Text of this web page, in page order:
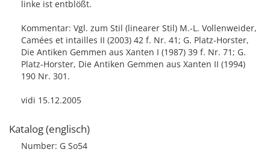
linke ist entblößt.
Kommentar: Vgl. zum Stil (linearer Stil) M.-L. Vollenweider,
Camées et intailles II (2003) 42 f. Nr. 41; G. Platz-Horster,
Die Antiken Gemmen aus Xanten I (1987) 39 f. Nr. 71; G.
Platz-Horster, Die Antiken Gemmen aus Xanten II (1994)
190 Nr. 301.
vidi 15.12.2005
Katalog (englisch)
Number: G So54